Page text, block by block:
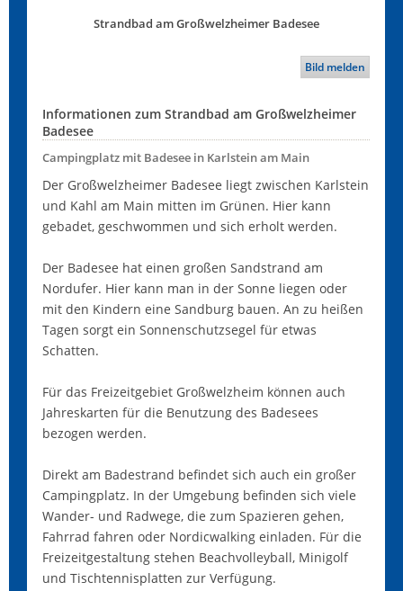
Strandbad am Großwelzheimer Badesee
Bild melden
Informationen zum Strandbad am Großwelzheimer
Badesee
Campingplatz mit Badesee in Karlstein am Main
Der Großwelzheimer Badesee liegt zwischen Karlstein
und Kahl am Main mitten im Grünen. Hier kann
gebadet, geschwommen und sich erholt werden.
Der Badesee hat einen großen Sandstrand am
Nordufer. Hier kann man in der Sonne liegen oder
mit den Kindern eine Sandburg bauen. An zu heißen
Tagen sorgt ein Sonnenschutzsegel für etwas
Schatten.
Für das Freizeitgebiet Großwelzheim können auch
Jahreskarten für die Benutzung des Badesees
bezogen werden.
Direkt am Badestrand befindet sich auch ein großer
Campingplatz. In der Umgebung befinden sich viele
Wander- und Radwege, die zum Spazieren gehen,
Fahrrad fahren oder Nordicwalking einladen. Für die
Freizeitgestaltung stehen Beachvolleyball, Minigolf
und Tischtennisplatten zur Verfügung.